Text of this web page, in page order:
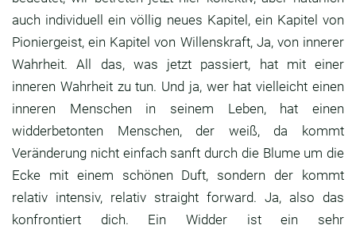
auch individuell ein völlig neues Kapitel, ein Kapitel von
Pioniergeist, ein Kapitel von Willenskraft, Ja, von innerer
Wahrheit.
All das, was jetzt passiert,
hat mit einer
inneren Wahrheit zu tun. Und ja, wer hat vielleicht einen
inneren Menschen
in seinem Leben, hat einen
widderbetonten
Menschen, der weiß, da kommt
Veränderung nicht einfach sanft durch die Blume um die
Ecke mit einem schönen Duft, sondern der kommt
relativ intensiv, relativ straight forward. Ja, also das
konfrontiert dich.
Ein Widder ist ein sehr